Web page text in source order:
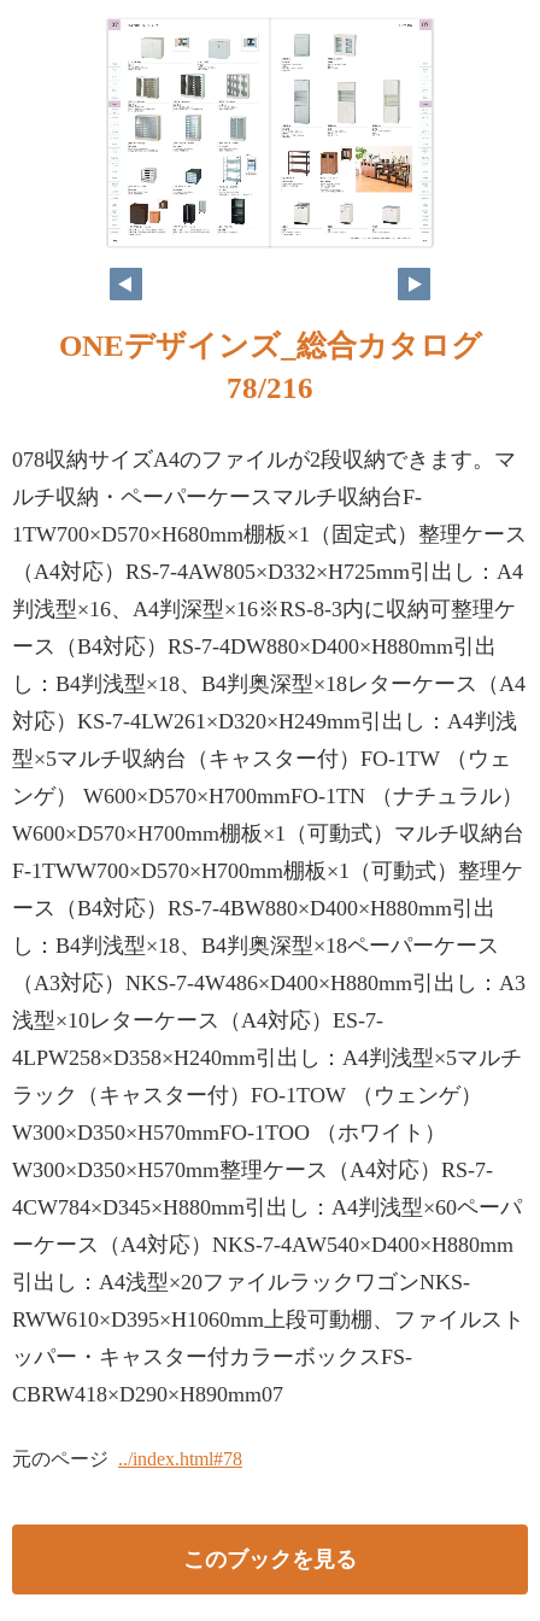
ONEデザインズ_総合カタログ
78/216
078収納サイズA4のファイルが2段収納できます。マ
ルチ収納・ペーパーケースマルチ収納台F-
1TW700×D570×H680mm棚板×1（固定式）整理ケース
（A4対応）RS-7-4AW805×D332×H725mm引出し：A4
判浅型×16、A4判深型×16※RS-8-3内に収納可整理ケ
ース（B4対応）RS-7-4DW880×D400×H880mm引出
し：B4判浅型×18、B4判奥深型×18レターケース（A4
対応）KS-7-4LW261×D320×H249mm引出し：A4判浅
型×5マルチ収納台（キャスター付）FO-1TW （ウェ
ンゲ） W600×D570×H700mmFO-1TN （ナチュラル）
W600×D570×H700mm棚板×1（可動式）マルチ収納台
F-1TWW700×D570×H700mm棚板×1（可動式）整理ケ
ース（B4対応）RS-7-4BW880×D400×H880mm引出
し：B4判浅型×18、B4判奥深型×18ペーパーケース
（A3対応）NKS-7-4W486×D400×H880mm引出し：A3
浅型×10レターケース（A4対応）ES-7-
4LPW258×D358×H240mm引出し：A4判浅型×5マルチ
ラック（キャスター付）FO-1TOW （ウェンゲ）
W300×D350×H570mmFO-1TOO （ホワイト）
W300×D350×H570mm整理ケース（A4対応）RS-7-
4CW784×D345×H880mm引出し：A4判浅型×60ペーパ
ーケース（A4対応）NKS-7-4AW540×D400×H880mm
引出し：A4浅型×20ファイルラックワゴンNKS-
RWW610×D395×H1060mm上段可動棚、ファイルスト
ッパー・キャスター付カラーボックスFS-
CBRW418×D290×H890mm07
元のページ ../index.html#78
このブックを見る